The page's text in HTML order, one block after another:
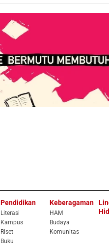
Pendidikan
Literasi
Kampus
Riset
Buku
Keberagaman
HAM
Budaya
Komunitas